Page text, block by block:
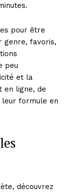
pour être
genre, favoris,
peu
et la
en ligne, de
formule en
découvrez